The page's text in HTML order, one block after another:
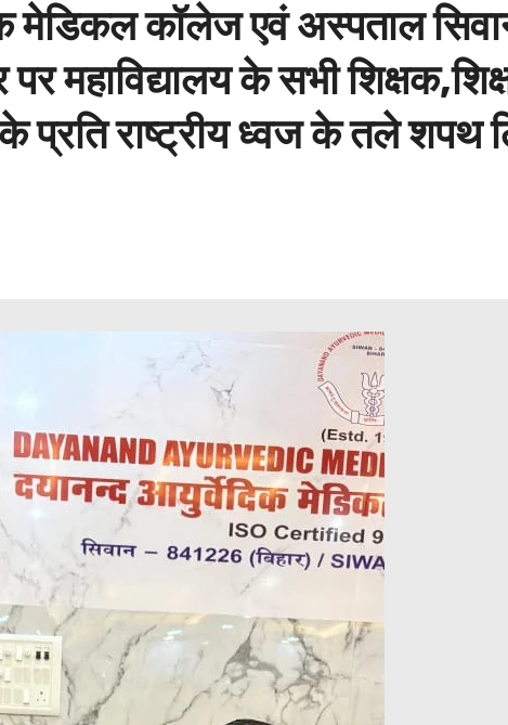
मेडिकल कॉलेज एवं अस्पताल
महाविद्यालय के सभी
के प्रति राष्ट्रीय ध्वज के तले शपथ